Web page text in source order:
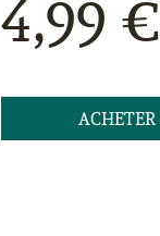
4,99 €
ACHETER